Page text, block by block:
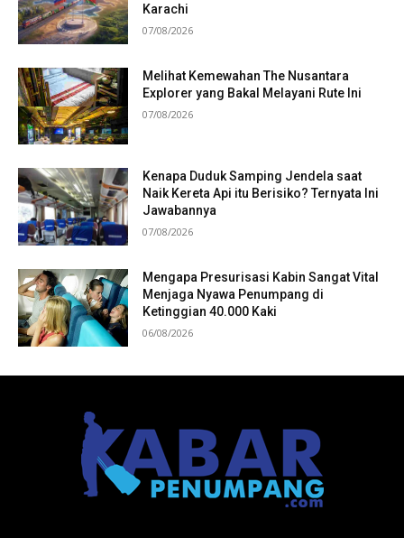
Karachi
07/08/2026
Melihat Kemewahan The Nusantara
Explorer yang Bakal Melayani Rute Ini
07/08/2026
Kenapa Duduk Samping Jendela saat
Naik Kereta Api itu Berisiko? Ternyata Ini
Jawabannya
07/08/2026
Mengapa Presurisasi Kabin Sangat Vital
Menjaga Nyawa Penumpang di
Ketinggian 40.000 Kaki
06/08/2026